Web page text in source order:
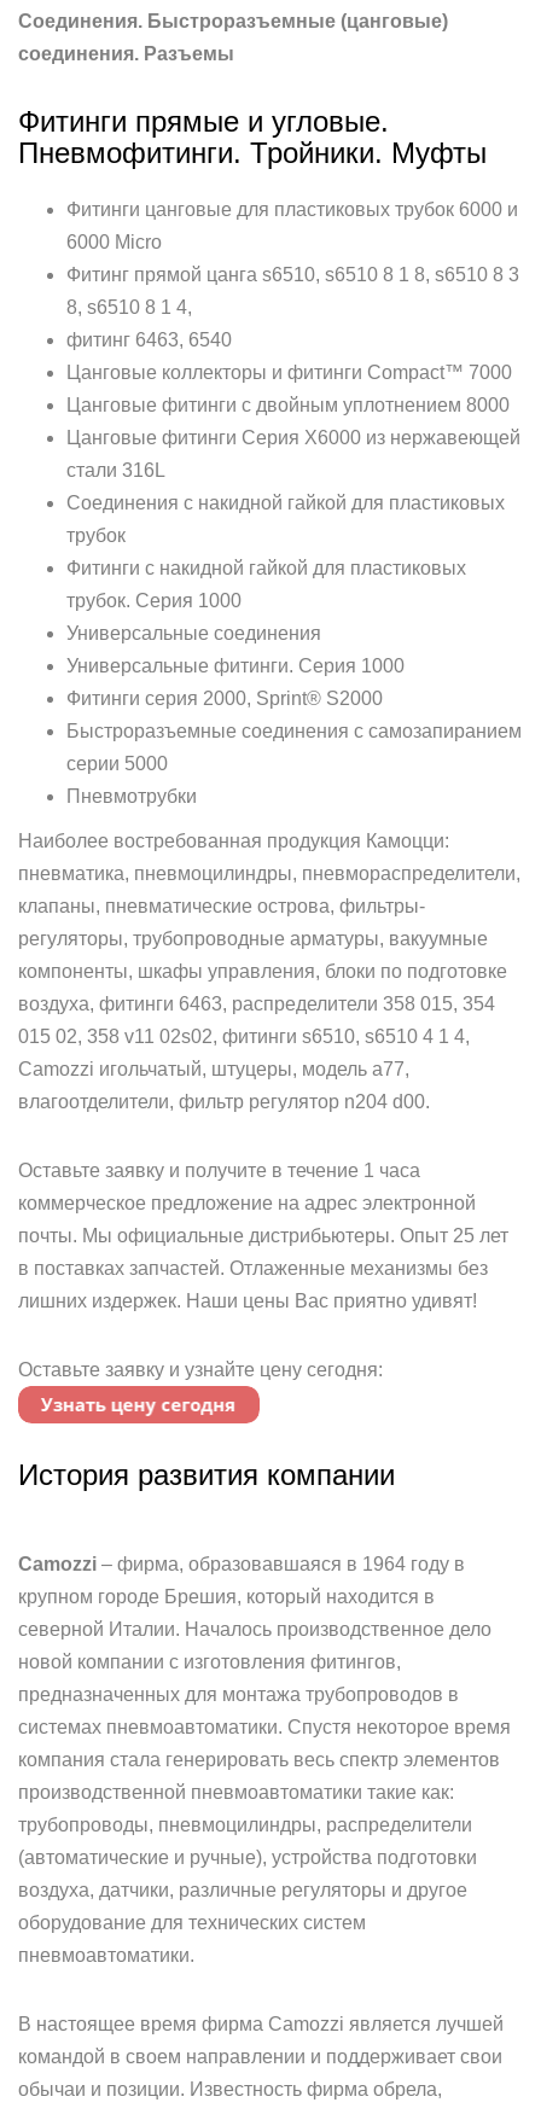
Соединения. Быстроразъемные (цанговые)
соединения. Разъемы
Фитинги прямые и угловые.
Пневмофитинги. Тройники. Муфты
Фитинги цанговые для пластиковых трубок 6000 и
6000 Micro
Фитинг прямой цанга s6510, s6510 8 1 8, s6510 8 3
8, s6510 8 1 4,
фитинг 6463, 6540
Цанговые коллекторы и фитинги Compact™ 7000
Цанговые фитинги с двойным уплотнением 8000
Цанговые фитинги Серия X6000 из нержавеющей
стали 316L
Соединения с накидной гайкой для пластиковых
трубок
Фитинги с накидной гайкой для пластиковых
трубок. Серия 1000
Универсальные соединения
Универсальные фитинги. Серия 1000
Фитинги серия 2000, Sprint® S2000
Быстроразъемные соединения с самозапиранием
серии 5000
Пневмотрубки
Наиболее востребованная продукция Камоцци:
пневматика, пневмоцилиндры, пневмораспределители,
клапаны, пневматические острова, фильтры-
регуляторы, трубопроводные арматуры, вакуумные
компоненты, шкафы управления, блоки по подготовке
воздуха, фитинги 6463, распределители 358 015, 354
015 02, 358 v11 02s02, фитинги s6510, s6510 4 1 4,
Camozzi игольчатый, штуцеры, модель a77,
влагоотделители, фильтр регулятор n204 d00.
Оставьте заявку и получите в течение 1 часа
коммерческое предложение на адрес электронной
почты. Мы официальные дистрибьютеры. Опыт 25 лет
в поставках запчастей. Отлаженные механизмы без
лишних издержек. Наши цены Вас приятно удивят!
Оставьте заявку и узнайте цену сегодня:
История развития компании
Camozzi – фирма, образовавшаяся в 1964 году в
крупном городе Брешия, который находится в
северной Италии. Началось производственное дело
новой компании с изготовления фитингов,
предназначенных для монтажа трубопроводов в
системах пневмоавтоматики. Спустя некоторое время
компания стала генерировать весь спектр элементов
производственной пневмоавтоматики такие как:
трубопроводы, пневмоцилиндры, распределители
(автоматические и ручные), устройства подготовки
воздуха, датчики, различные регуляторы и другое
оборудование для технических систем
пневмоавтоматики.
В настоящее время фирма Camozzi является лучшей
командой в своем направлении и поддерживает свои
обычаи и позиции. Известность фирма обрела,